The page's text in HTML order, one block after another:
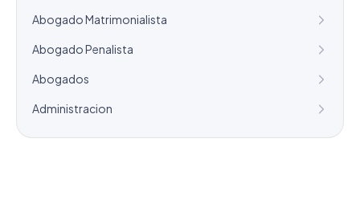
Abogado Matrimonialista
Abogado Penalista
Abogados
Administracion